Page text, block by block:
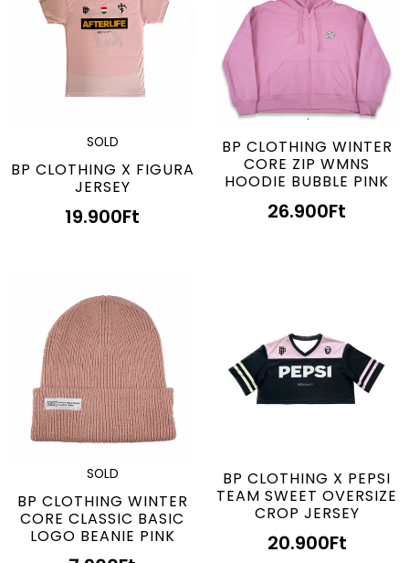
SOLD
BP CLOTHING X FIGURA
JERSEY
19.900Ft
BP CLOTHING WINTER
CORE ZIP WMNS
HOODIE BUBBLE PINK
26.900Ft
SOLD
BP CLOTHING WINTER
CORE CLASSIC BASIC
LOGO BEANIE PINK
BP CLOTHING X PEPSI
TEAM SWEET OVERSIZE
CROP JERSEY
20.900Ft